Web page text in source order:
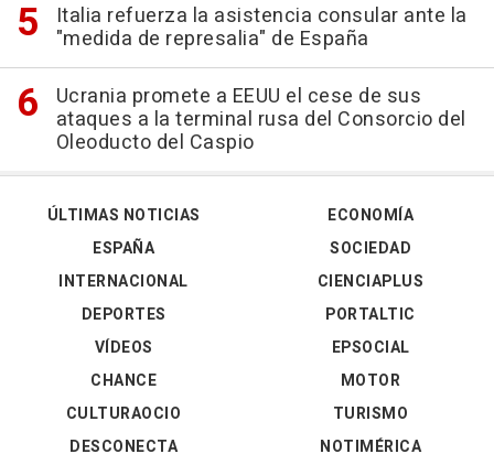
Italia refuerza la asistencia consular ante la
"medida de represalia" de España
Ucrania promete a EEUU el cese de sus
ataques a la terminal rusa del Consorcio del
Oleoducto del Caspio
ÚLTIMAS NOTICIAS
ESPAÑA
INTERNACIONAL
DEPORTES
VÍDEOS
ECONOMÍA
SOCIEDAD
CIENCIAPLUS
PORTALTIC
EPSOCIAL
CHANCE
CULTURAOCIO
DESCONECTA
MOTOR
TURISMO
NOTIMÉRICA